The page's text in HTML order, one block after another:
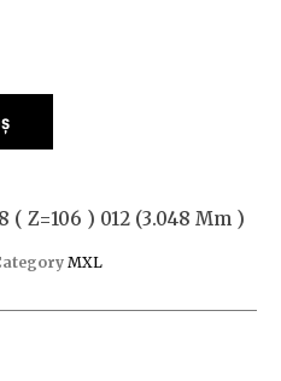
( Z=106 ) 012 (3.048 Mm )
MXL